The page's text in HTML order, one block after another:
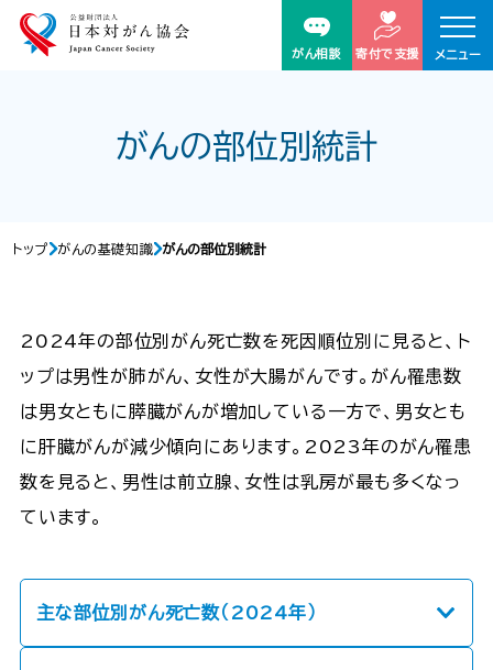
がん相談 寄付で支援 メニュー
がんの部位別統計
トップ がんの基礎知識 がんの部位別統計
2024年の部位別がん死亡数を死因順位別に見ると、ト
ップは男性が肺がん、女性が大腸がんです。がん罹患数
は男女ともに膵臓がんが増加している一方で、男女とも
に肝臓がんが減少傾向にあります。2023年のがん罹患
数を見ると、男性は前立腺、女性は乳房が最も多くなっ
ています。
主な部位別がん死亡数（2024年）